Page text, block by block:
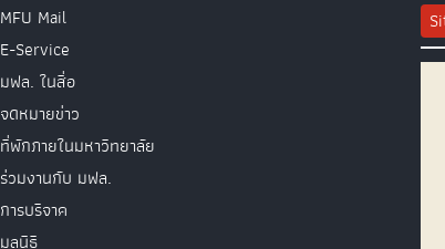
MFU Mail
E-Service
มฟล. ในสื่อ
จดหมายข่าว
ที่พักภายในมหาวิทยาลัย
ร่วมงานกับ มฟล.
การบริจาค
มูลนิธิ